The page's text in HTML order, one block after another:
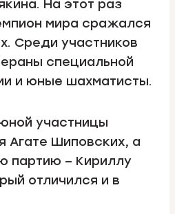
На этот раз
мира сражался
Среди участников
специальной
и юные шахматисты.
участницы
Агате Шиповских, а
партию – Кириллу
отличился и в